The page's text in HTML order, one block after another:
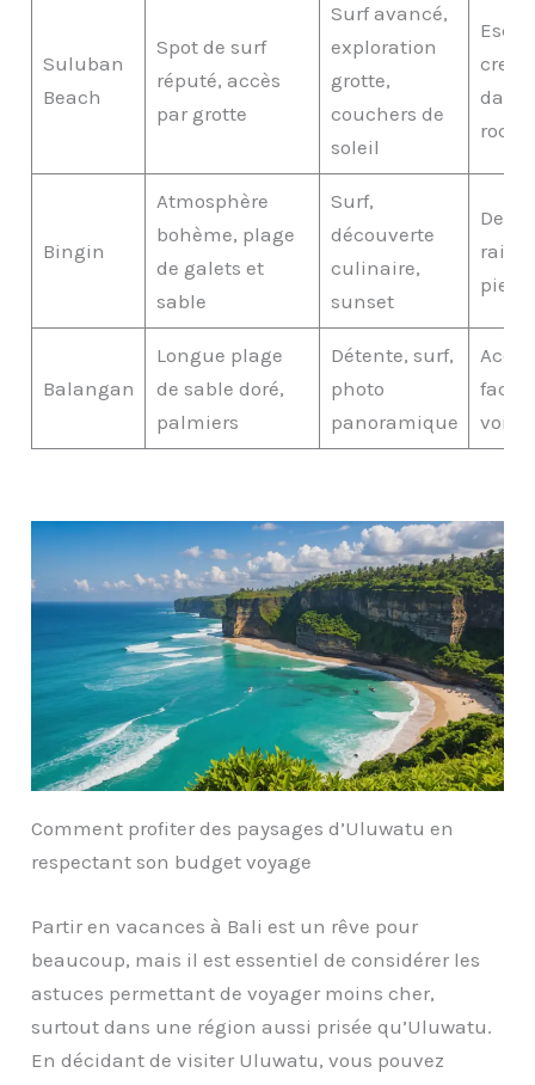
Suluban
Beach
Spot de surf
réputé, accès
par grotte
Surf avancé,
exploration
grotte,
couchers de
soleil
dans
roche
Bingin
Atmosphère
bohème, plage
de galets et
sable
Surf,
découverte
culinaire,
sunset
raide
pied
Balangan
Longue plage
de sable doré,
palmiers
Détente, surf,
photo
panoramique
Accès
facile
Comment profiter des paysages d’Uluwatu en
respectant son budget voyage
Partir en vacances à Bali est un rêve pour
beaucoup, mais il est essentiel de considérer les
astuces permettant de voyager moins cher,
surtout dans une région aussi prisée qu’Uluwatu.
En décidant de visiter Uluwatu, vous pouvez